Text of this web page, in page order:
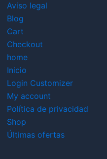
Aviso legal
Blog
Cart
Checkout
home
Inicio
Login Customizer
My account
Política de privacidad
Shop
Últimas ofertas